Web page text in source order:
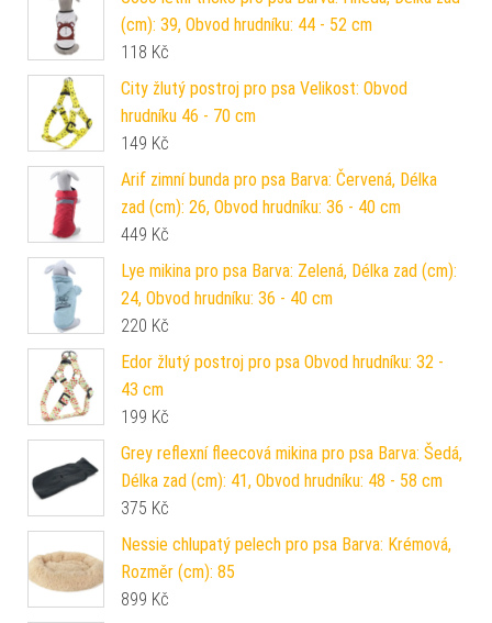
(cm): 39, Obvod hrudníku: 44 - 52 cm
118 Kč
City žlutý postroj pro psa Velikost: Obvod
hrudníku 46 - 70 cm
149 Kč
Arif zimní bunda pro psa Barva: Červená, Délka
zad (cm): 26, Obvod hrudníku: 36 - 40 cm
449 Kč
Lye mikina pro psa Barva: Zelená, Délka zad (cm):
24, Obvod hrudníku: 36 - 40 cm
220 Kč
Edor žlutý postroj pro psa Obvod hrudníku: 32 -
43 cm
199 Kč
Grey reflexní fleecová mikina pro psa Barva: Šedá,
Délka zad (cm): 41, Obvod hrudníku: 48 - 58 cm
375 Kč
Nessie chlupatý pelech pro psa Barva: Krémová,
Rozměr (cm): 85
899 Kč